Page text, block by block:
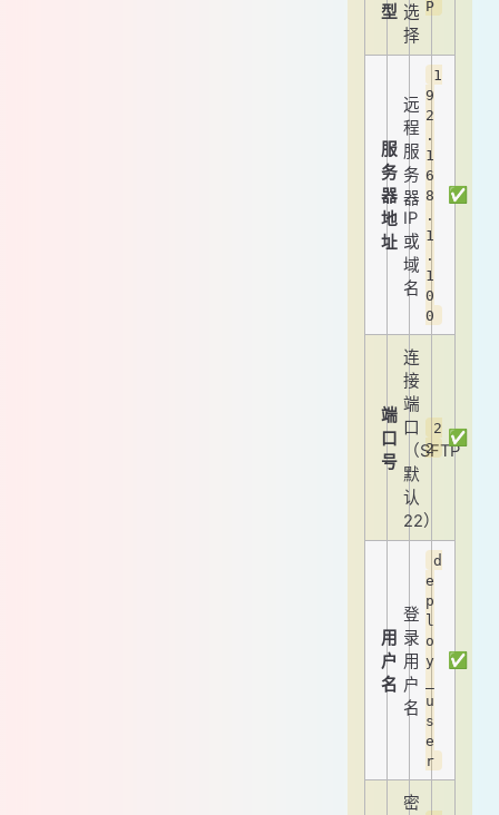
型 选
择
P
服
务
器
地
址
远
程
服
务
器
IP
或
域
名
1
9
2
.
1
6
8
.
1
.
1
0
0
✅
端
口
号
连
接
端
口
（SFTP
默
认
22）
2
2
✅
用
户
名
登
录
用
户
名
d
e
p
l
o
y
u
s
e
r
✅
密